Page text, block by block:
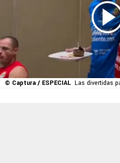
© Captura / ESPECIAL Las divertidas